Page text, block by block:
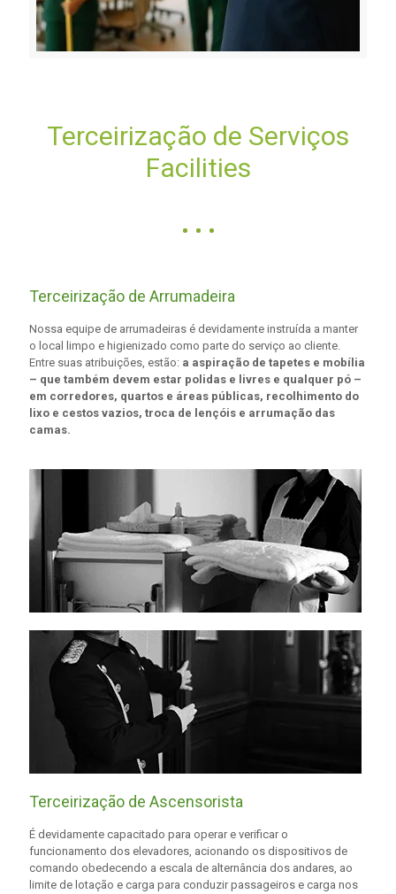
Terceirização de Serviços
Facilities
Terceirização de Arrumadeira
Nossa equipe de arrumadeiras é devidamente instruída a manter
o local limpo e higienizado como parte do serviço ao cliente.
Entre suas atribuições, estão: a aspiração de tapetes e mobília
– que também devem estar polidas e livres e qualquer pó –
em corredores, quartos e áreas públicas, recolhimento do
lixo e cestos vazios, troca de lençóis e arrumação das
camas.
Terceirização de Ascensorista
É devidamente capacitado para operar e verificar o
funcionamento dos elevadores, acionando os dispositivos de
comando obedecendo a escala de alternância dos andares, ao
limite de lotação e carga para conduzir passageiros e carga nos